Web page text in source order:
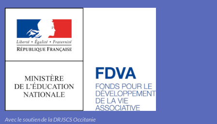
Avec le soutien de la DRJSCS Occitanie